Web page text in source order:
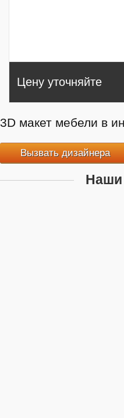
Цену уточняйте
3D макет мебели в
Вызвать дизайнера
Наши